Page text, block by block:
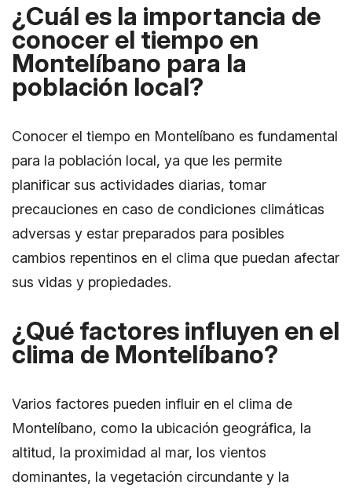
¿Cuál es la importancia de
conocer el tiempo en
Montelíbano para la
población local?
Conocer el tiempo en Montelíbano es fundamental
para la población local, ya que les permite
planificar sus actividades diarias, tomar
precauciones en caso de condiciones climáticas
adversas y estar preparados para posibles
cambios repentinos en el clima que puedan afectar
sus vidas y propiedades.
¿Qué factores influyen en el
clima de Montelíbano?
Varios factores pueden influir en el clima de
Montelíbano, como la ubicación geográfica, la
altitud, la proximidad al mar, los vientos
dominantes, la vegetación circundante y la